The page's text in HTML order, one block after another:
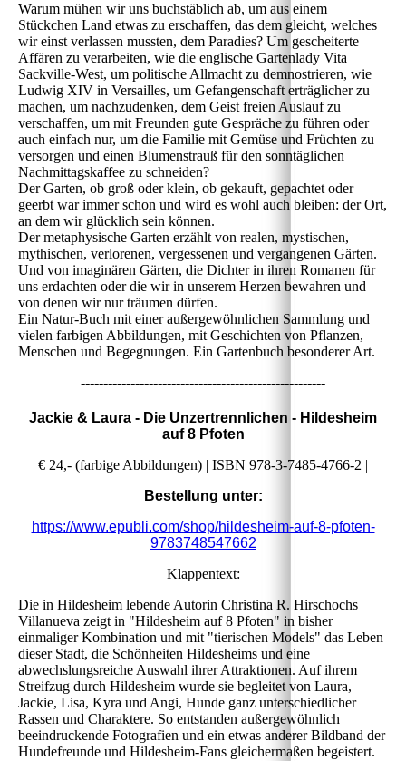
Warum mühen wir uns buchstäblich ab, um aus einem
Stückchen Land etwas zu erschaffen, das dem gleicht, welches
wir einst verlassen mussten, dem Paradies? Um gescheiterte
Affären zu verarbeiten, wie die englische Gartenlady Vita
Sackville-West, um politische Allmacht zu demnostrieren, wie
Ludwig XIV in Versailles, um Gefangenschaft erträglicher zu
machen, um nachzudenken, dem Geist freien Auslauf zu
verschaffen, um mit Freunden gute Gespräche zu führen oder
auch einfach nur, um die Familie mit Gemüse und Früchten zu
versorgen und einen Blumenstrauß für den sonntäglichen
Nachmittagskaffee zu schneiden?
Der Garten, ob groß oder klein, ob gekauft, gepachtet oder
geerbt war immer schon und wird es wohl auch bleiben: der Ort,
an dem wir glücklich sein können.
Der metaphysische Garten erzählt von realen, mystischen,
mythischen, verlorenen, vergessenen und vergangenen Gärten.
Und von imaginären Gärten, die Dichter in ihren Romanen für
uns erdachten oder die wir in unserem Herzen bewahren und
von denen wir nur träumen dürfen.
Ein Natur-Buch mit einer außergewöhnlichen Sammlung und
vielen farbigen Abbildungen, mit Geschichten von Pflanzen,
Menschen und Begegnungen. Ein Gartenbuch besonderer Art.
------------------------------------------------------
Jackie & Laura - Die Unzertrennlichen - Hildesheim
auf 8 Pfoten
€ 24,- (farbige Abbildungen) | ISBN 978-3-7485-4766-2 |
Bestellung unter:
https://www.epubli.com/shop/hildesheim-auf-8-pfoten-
9783748547662
Klappentext:
Die in Hildesheim lebende Autorin Christina R. Hirschochs
Villanueva zeigt in "Hildesheim auf 8 Pfoten" in bisher
einmaliger Kombination und mit "tierischen Models" das Leben
dieser Stadt, die Schönheiten Hildesheims und eine
abwechslungsreiche Auswahl ihrer Attraktionen. Auf ihrem
Streifzug durch Hildesheim wurde sie begleitet von Laura,
Jackie, Lisa, Kyra und Angi, Hunde ganz unterschiedlicher
Rassen und Charaktere. So entstanden außergewöhnlich
beeindruckende Fotografien und ein etwas anderer Bildband der
Hundefreunde und Hildesheim-Fans gleichermaßen begeistert.